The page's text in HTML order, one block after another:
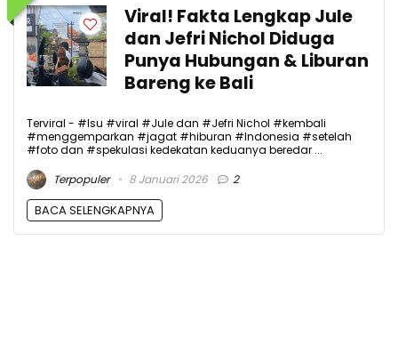
Viral! Fakta Lengkap Jule
dan Jefri Nichol Diduga
Punya Hubungan & Liburan
Bareng ke Bali
Terviral - #Isu #viral #Jule dan #Jefri Nichol #kembali
#menggemparkan #jagat #hiburan #Indonesia #setelah
#foto dan #spekulasi kedekatan keduanya beredar ...
Terpopuler
8 Januari 2026 2
BACA SELENGKAPNYA